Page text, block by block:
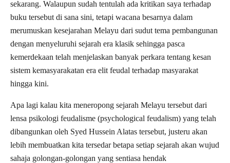
sekarang. Walaupun sudah tentulah ada kritikan saya terhadap
buku tersebut di sana sini, tetapi wacana besarnya dalam
merumuskan kesejarahan Melayu dari sudut tema pembangunan
dengan menyeluruhi sejarah era klasik sehingga pasca
kemerdekaan telah menjelaskan banyak perkara tentang kesan
sistem kemasyarakatan era elit feudal terhadap masyarakat
hingga kini.
Apa lagi kalau kita meneropong sejarah Melayu tersebut dari
lensa psikologi feudalisme (psychological feudalism) yang telah
dibangunkan oleh Syed Hussein Alatas tersebut, justeru akan
lebih membuatkan kita tersedar betapa setiap sejarah akan wujud
sahaja golongan-golongan yang sentiasa hendak